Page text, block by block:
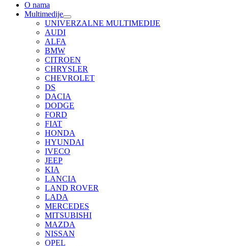
O nama
Multimedije
UNIVERZALNE MULTIMEDIJE
AUDI
ALFA
BMW
CITROEN
CHRYSLER
CHEVROLET
DS
DACIA
DODGE
FORD
FIAT
HONDA
HYUNDAI
IVECO
JEEP
KIA
LANCIA
LAND ROVER
LADA
MERCEDES
MITSUBISHI
MAZDA
NISSAN
OPEL